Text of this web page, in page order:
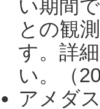
い期間
との観
す。詳細
い。（
アメダ